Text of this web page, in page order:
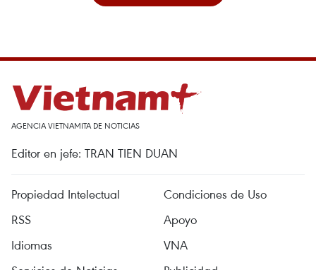
AGENCIA VIETNAMITA DE NOTICIAS
Editor en jefe: TRAN TIEN DUAN
Propiedad Intelectual
Condiciones de Uso
RSS
Apoyo
Idiomas
VNA